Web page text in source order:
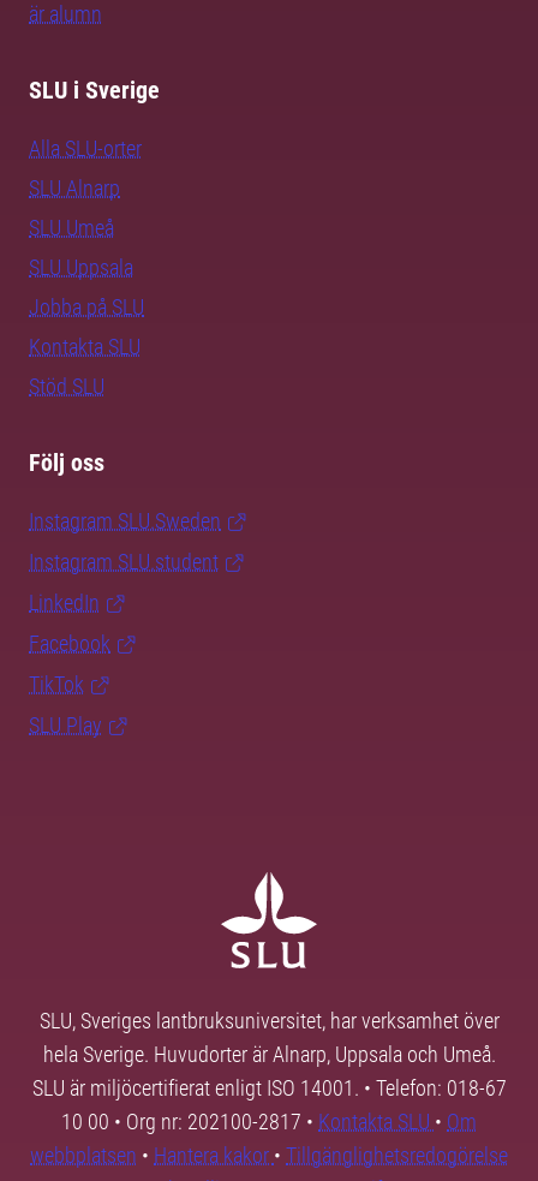
är alumn
SLU i Sverige
Alla SLU-orter
SLU Alnarp
SLU Umeå
SLU Uppsala
Jobba på SLU
Kontakta SLU
Stöd SLU
Följ oss
Instagram SLU.Sweden
Instagram SLU.student
LinkedIn
Facebook
TikTok
SLU Play
SLU, Sveriges lantbruksuniversitet, har verksamhet över
hela Sverige. Huvudorter är Alnarp, Uppsala och Umeå.
SLU är miljöcertifierat enligt ISO 14001. • Telefon: 018-67
10 00 • Org nr: 202100-2817 • Kontakta SLU • Om
webbplatsen • Hantera kakor • Tillgänglighetsredogörelse